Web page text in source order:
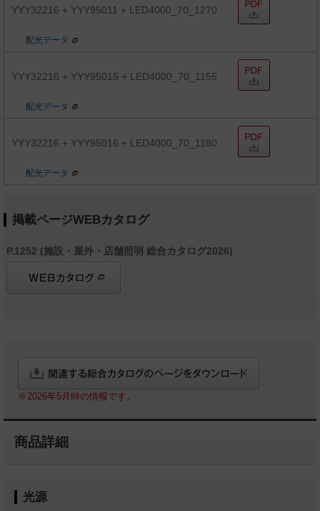
YYY32216 + YYY95011 + LED4000_70_1270
配光データ
YYY32216 + YYY95015 + LED4000_70_1155
配光データ
YYY32216 + YYY95016 + LED4000_70_1180
配光データ
掲載ページWEBカタログ
P.1252 (施設・屋外・店舗照明 総合カタログ2026)
※2026年5月時の情報です。
商品詳細
光源